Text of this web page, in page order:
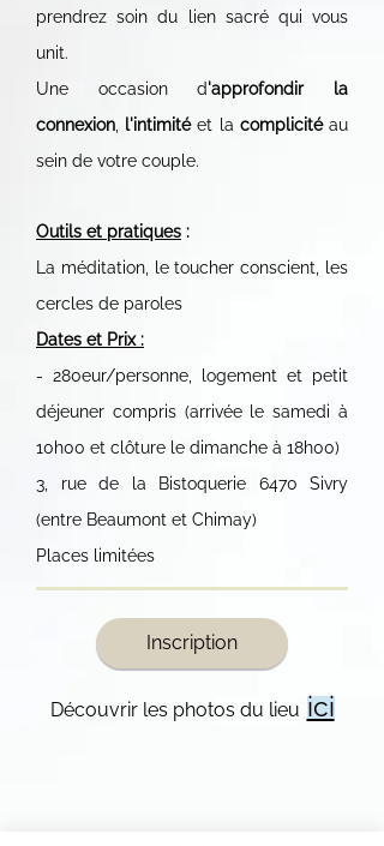
prendrez soin du lien sacré qui vous
unit.
Une occasion d'approfondir la
connexion
l'intimitéet la complicitéau
sein de votre couple.
Outils et pratiques :
La méditation, le toucher conscient, les
cercles de paroles
Dates et Prix :
- 280eur/personne, logement et petit
déjeuner compris (arrivée le samedi à
10h00 et clôture le dimanche à 18h00)
3, rue de la Bistoquerie 6470 Sivry
(entre Beaumont et Chimay)
Places limitées
Inscription
Découvrir les photos du lieu ici